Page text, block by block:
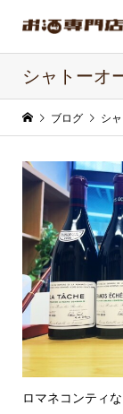
シャトーオ
ブログ シ
ロマネコンティ